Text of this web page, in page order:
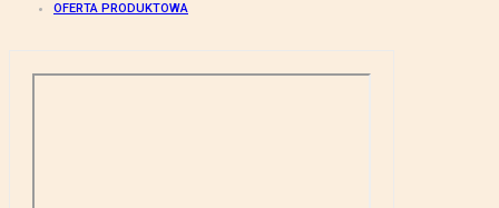
OFERTA PRODUKTOWA